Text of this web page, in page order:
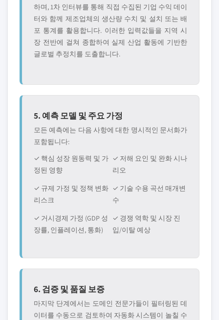
하며, 1차 인터뷰를 통해 직접 수집된 기업 수익 데이
터와 함께 제조업체의 생산량 수치 및 설치 또는 배
포 통계를 활용합니다. 이러한 입력값들을 지역 시
장 전반에 걸쳐 종합하여 실제 산업 활동에 기반한
글로벌 추정치를 도출합니다.
5. 예측 모델 및 주요 가정
모든 예측에는 다음 사항에 대한 명시적인 문서화가
포함됩니다:
✓ 핵심 성장 원동력 및 가
정된 영향
✓ 저해 요인 및 완화 시나
리오
✓ 규제 가정 및 정책 변화
리스크
✓ 기술 수용 곡선 매개변
수
✓ 거시경제 가정 (GDP 성
장률, 인플레이션, 통화)
✓ 경쟁 역학 및 시장 진
입/이탈 예상
6. 검증 및 품질 보증
마지막 단계에서는 도메인 전문가들이 필터링된 데
이터를 수동으로 검토하여 자동화 시스템이 놀칠 수